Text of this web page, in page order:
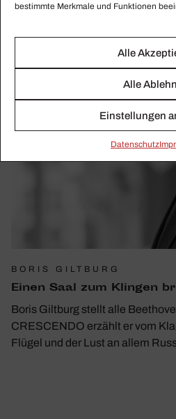
bestimmte Merkmale und Funktionen
Alle
Alle
Einstellungen
Daten­schutz
BORIS GILTBURG
Einen Saal zum Klingen
Boris Giltburg stellt alle
CRESCENDO erzählt er vom
Flügel und der Lust an allem